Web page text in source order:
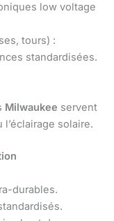
low voltage
tours) :
standardisées.
Milwaukee servent
solaire.
durables.